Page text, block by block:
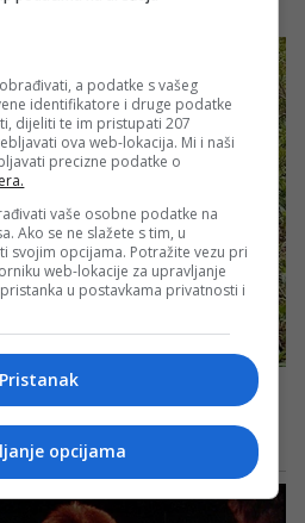
a podatke s vašeg
identifikatore i druge podatke
dijeliti te im pristupati 207
ova web-lokacija. Mi i naši
precizne podatke o
vaše osobne podatke na
Ako se ne slažete s tim, u
svojim opcijama. Potražite vezu pri
web-lokacije za upravljanje
u postavkama privatnosti i
Pristanak
opcijama